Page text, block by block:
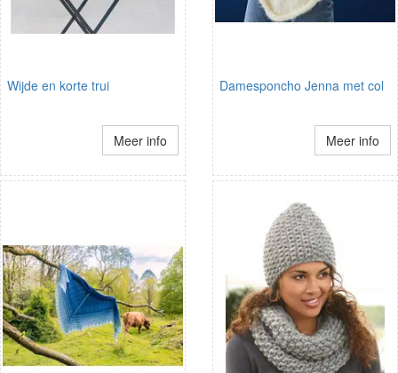
Wijde en korte trui
Meer info
Damesponcho Jenna met col
Meer info